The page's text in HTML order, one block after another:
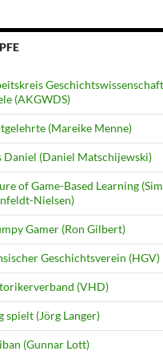
(AKGWDS)
(Mareike Menne)
Daniel (Daniel Matschijewski)
of Game-Based Learning
Nielsen)
Gamer (Ron Gilbert)
Geschichtsverein (HGV)
(VHD)
spielt (Jörg Langer)
(Gunnar Lott)